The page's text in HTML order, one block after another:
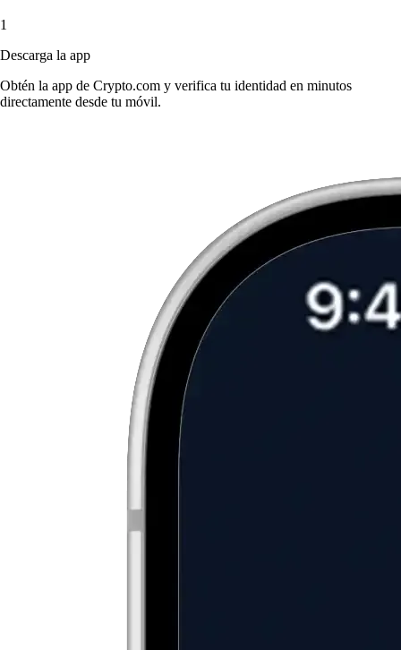
1
Descarga la app
Obtén la app de Crypto.com y verifica tu identidad en minutos
directamente desde tu móvil.